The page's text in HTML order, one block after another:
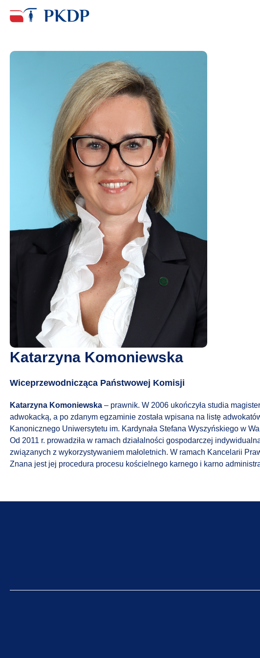
Katarzyna Komoniewska
Wiceprzewodnicząca Państwowej Komisji
Katarzyna Komoniewska – prawnik. W 2006 ukończyła studia
adwokacką, a po zdanym egzaminie została wpisana na listę
Kanonicznego Uniwersytetu im. Kardynała Stefana Wyszyńskiego w
Od 2011 r. prowadziła w ramach działalności gospodarczej
związanych z wykorzystywaniem małoletnich. W ramach Kancelarii
Znana jest jej procedura procesu kościelnego karnego i karno